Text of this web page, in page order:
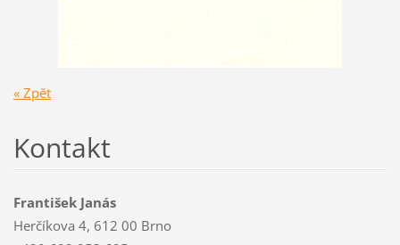
« Zpět
Kontakt
František Janás
Herčíkova 4, 612 00 Brno